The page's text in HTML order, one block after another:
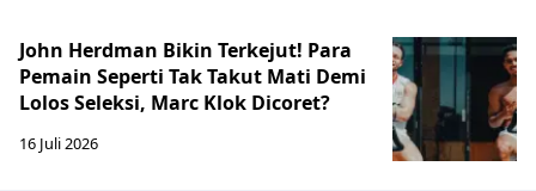
John Herdman Bikin Terkejut! Para
Pemain Seperti Tak Takut Mati Demi
Lolos Seleksi, Marc Klok Dicoret?
16 Juli 2026